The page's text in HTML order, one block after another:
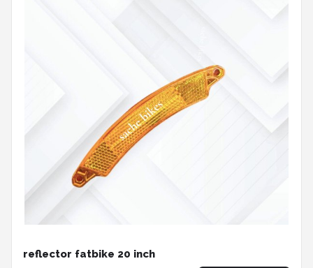
reflector fatbike 20 inch